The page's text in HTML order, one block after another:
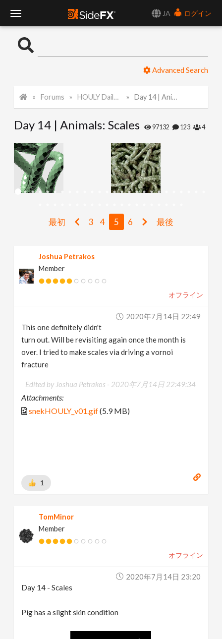
JA
ログイン
o
l
e
g
Advanced Search
Forums HOULY Daily Challenge Day 14 | Animals: Scales
Day 14 | Animals: Scales 97132 123 4
最初 3 4 5 6 最後
Joshua Petrakos
Member
オフライン
2020年7月14日 22:49
This one definitely didn't
turn out. Will be revisiting again once the month is
over. I tried to make scales via driving a vornoi
fracture
Edited by Joshua Petrakos - 2020年7月14日 22:49:34
Attachments:
snekHOULY_v01.gif(5.9 MB)
1
TomMinor
Member
オフライン
2020年7月14日 23:20
Day 14 - Scales
Pig has a slight skin condition